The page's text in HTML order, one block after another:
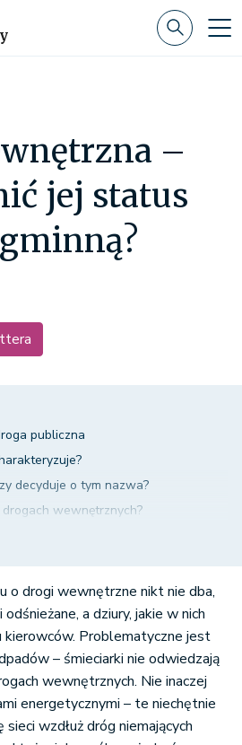
–
jej status
publiczna
decyduje o tym nazwa?
wewnętrznych?
o drogi wewnętrzne nikt nie dba,
a dziury, jakie w nich
Problematyczne jest
– śmieciarki nie odwiedzają
wewnętrznych. Nie inaczej
energetycznymi – te niechętnie
wzdłuż dróg niemających